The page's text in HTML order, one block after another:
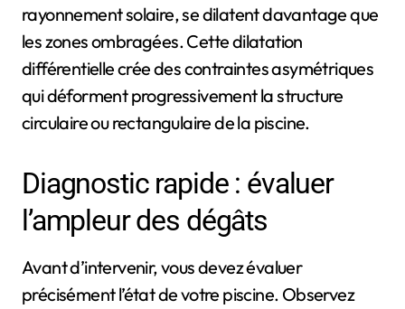
rayonnement solaire, se dilatent davantage que
les zones ombragées. Cette dilatation
différentielle crée des contraintes asymétriques
qui déforment progressivement la structure
circulaire ou rectangulaire de la piscine.
Diagnostic rapide : évaluer
l’ampleur des dégâts
Avant d’intervenir, vous devez évaluer
précisément l’état de votre piscine. Observez